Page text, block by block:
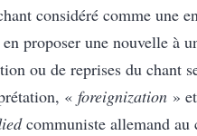
considéré comme une
proposer une nouvelle à
ou de reprises du chant
« foreignization »
communiste allemand